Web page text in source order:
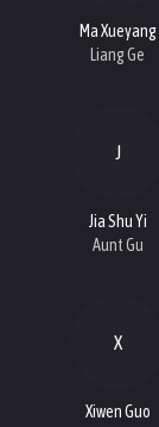
Ma Xueyang
Liang Ge
J
Jia Shu Yi
Aunt Gu
X
Xiwen Guo